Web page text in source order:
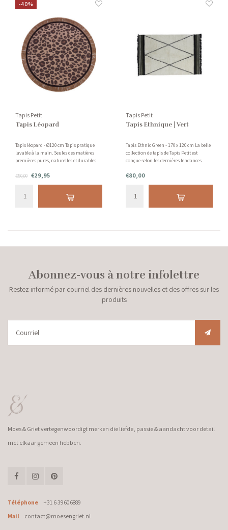
-40%
Tapis Petit
Tapis Léopard
Tapis léopard - Ø120 cm Tapis pratique
lavable à la main. Seules des matières
premières pures, naturelles et durables
substances nocives et chimiques.
€50,00 €29,95
Tapis Petit
Tapis Ethnique | Vert
Tapis Ethnic Green - 170 x 120 cm La belle
collection de tapis de Tapis Petit est
conçue selon les dernières tendances
tapis Ethnic tufté à la main de couleur
verte est merveilleusement doux pour les
€80,00
Abonnez-vous à notre infolettre
Restez informé par courriel des dernières nouvelles et des offres sur les
produits
Moes & Griet vertegenwoordigt merken die liefde, passie & aandacht voor detail
met elkaar gemeen hebben.
Téléphone
+31 6 39606889
Mail
contact@moesengriet.nl